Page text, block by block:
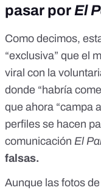
pasar porEl
Como decimos,
“exclusiva” que el
viral con la
donde “habría
que ahora “campa
perfiles se hacen
comunicación El
falsas.
Aunque las fotos